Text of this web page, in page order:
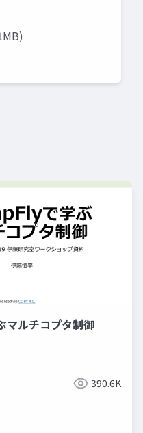
ルチコプタ制御
390.6K